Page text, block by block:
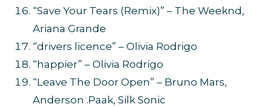
“Save Your Tears (Remix)” – The Weeknd,
Ariana Grande
“drivers licence” – Olivia Rodrigo
“happier” – Olivia Rodrigo
“Leave The Door Open” – Bruno Mars,
Anderson .Paak, Silk Sonic